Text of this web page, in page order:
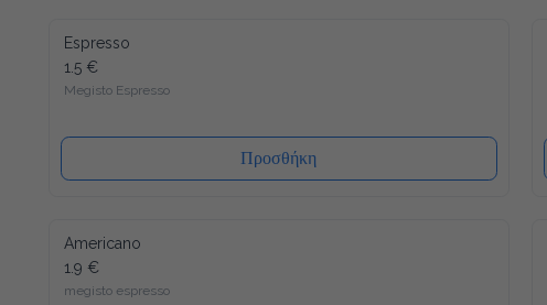
Espresso
1.5 €
Megisto Espresso
Προσθήκη
Americano
1.9 €
megisto espresso